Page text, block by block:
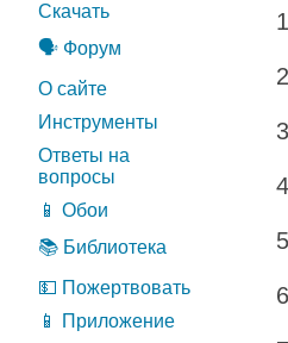
Скачать
🗣️ Форум
О сайте
Инструменты
Ответы на
вопросы
📱 Обои
📚 Библиотека
💵 Пожертвовать
📱 Приложение